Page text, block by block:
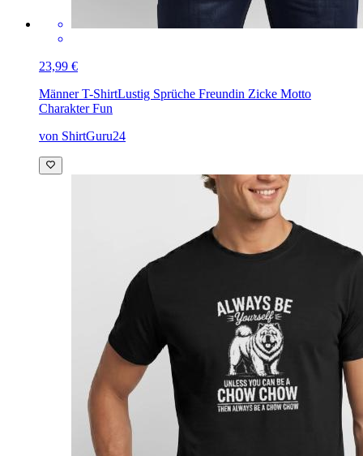
23,99 €
Männer T-ShirtLustig Sprüche Freundin Zicke Motto
Charakter Fun
von ShirtGuru24